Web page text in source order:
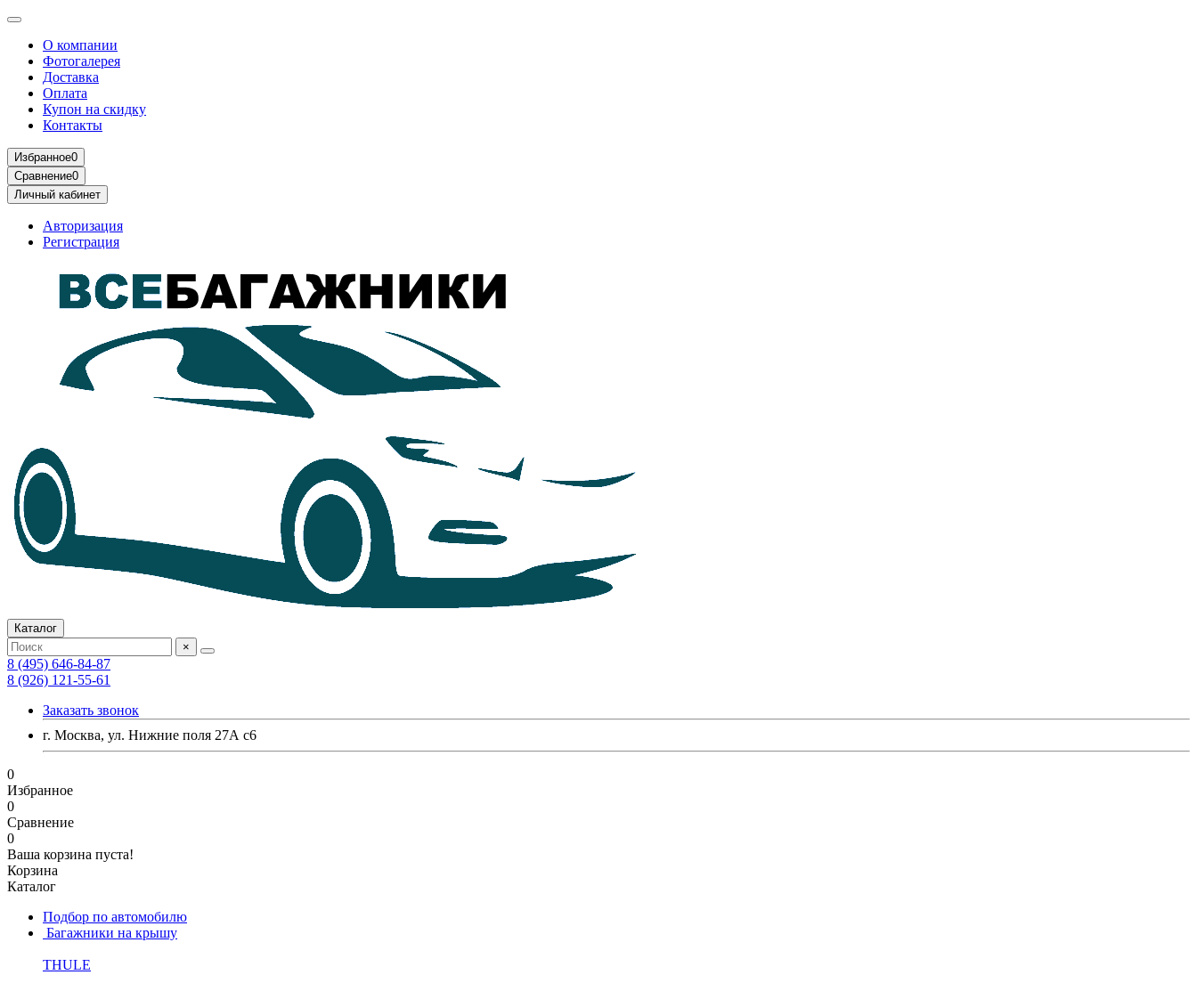
О компании
Фотогалерея
Доставка
Оплата
Купон на скидку
Контакты
Избранное0
Сравнение0
Личный кабинет
Авторизация
Регистрация
Каталог
×
8 (495) 646-84-87
8 (926) 121-55-61
Заказать звонок
г. Москва, ул. Нижние поля 27А с6
0
Избранное
0
Сравнение
0
Ваша корзина пуста!
Корзина
Каталог
Подбор по автомобилю
Багажники на крышу
THULE